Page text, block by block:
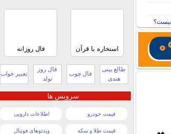
استخاره با قرآن فال روزانه
طالع بینی
هندی
فال چوب
فال روز
تولد
تعبیر خواب
سرویس ها
قیمت خودرو اطلاعات دارویی
قیمت طلا و سکه ویدئوهای فوتبال